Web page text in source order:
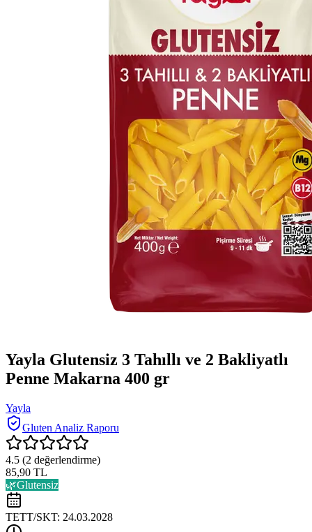
Yayla Glutensiz 3 Tahıllı ve 2 Bakliyatlı
Penne Makarna 400 gr
Yayla
Gluten Analiz Raporu
4.5 (2 değerlendirme)
85,90 TL
🌿Glutensiz
TETT/SKT: 24.03.2028